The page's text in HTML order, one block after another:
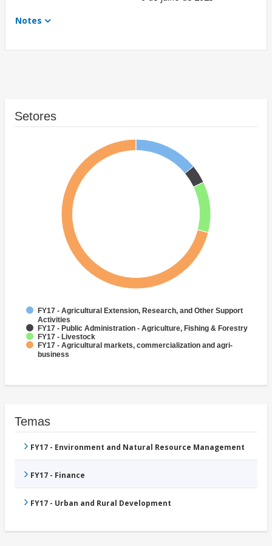
Notes
Setores
FY17 - Agricultural Extension, Research, and Other Support
Activities
FY17 - Public Administration - Agriculture, Fishing & Forestry
FY17 - Livestock
FY17 - Agricultural markets, commercialization and agri-
business
Temas
FY17 - Environment and Natural Resource Management
FY17 - Finance
FY17 - Urban and Rural Development